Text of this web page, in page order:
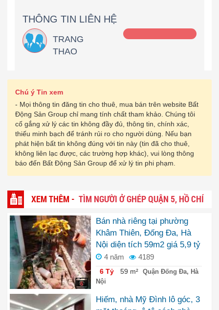
THÔNG TIN LIÊN HỆ
TRANG
THAO
Chú ý Tin xem
- Mọi thông tin đăng tin cho thuê, mua bán trên website Bất
Động Sản Group chỉ mang tính chất tham khảo. Chúng tôi
cố gắng xử lý các tin không đầy đủ, thông tin, chính xác,
thiếu minh bạch để tránh rủi ro cho người dùng. Nếu bạn
phát hiện bất tin không đúng với tin này (tin đã cho thuê,
không liên lạc được, các trường hợp khác), vui lòng thông
báo đến Bất Động Sản Group để xử lý tin phi phạm.
XEM THÊM - TÌM NGƯỜI Ở GHÉP QUẬN 5, HỒ CHÍ
MINH
6
Bán nhà riêng tại phường
Khâm Thiên, Đống Đa, Hà
Nội diện tích 59m2 giá 5,9 tỷ
4 năm 4189
6 Tỷ 59 m²
Quận Đống Đa, Hà
Nội
Hiếm, nhà Mỹ Đình lô góc, 3